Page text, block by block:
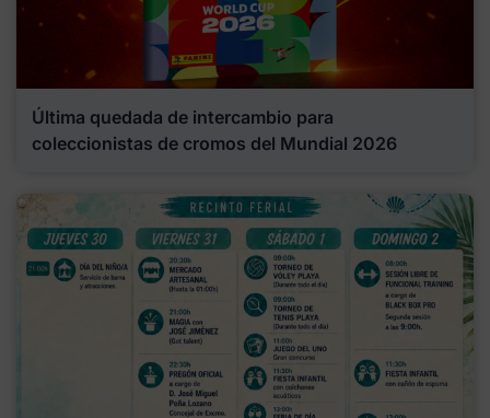
Última quedada de intercambio para
coleccionistas de cromos del Mundial 2026